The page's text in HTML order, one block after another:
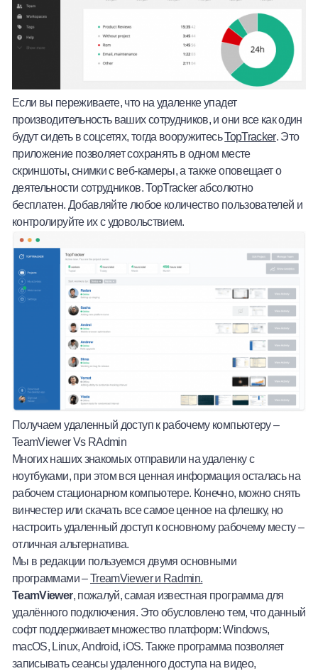
Если вы переживаете, что на удаленке упадет
производительность ваших сотрудников, и они все как один
будут сидеть в соцсетях, тогда вооружитесьTopTracker. Это
приложение позволяет сохранять в одном месте
скриншоты, снимки с веб-камеры, а также оповещает о
деятельности сотрудников. TopTracker абсолютно
бесплатен. Добавляйте любое количество пользователей и
контролируйте их с удовольствием.
Получаем удаленный доступ к рабочему компьютеру –
TeamViewerVsRAdmin
Многих наших знакомых отправили на удаленку с
ноутбуками, при этом вся ценная информация осталась на
рабочем стационарном компьютере. Конечно, можно снять
винчестер или скачать все самое ценное на флешку, но
настроить удаленный доступ к основному рабочему месту –
отличная альтернатива.
Мы в редакции пользуемся двумя основными
программами –TreamViewerи Radmin.
TeamViewer, пожалуй, самая известная программа для
удалённого подключения. Это обусловлено тем, что данный
софт поддерживает множество платформ: Windows,
macOS, Linux, Android, iOS. Также программа позволяет
записывать сеансы удаленного доступа на видео,